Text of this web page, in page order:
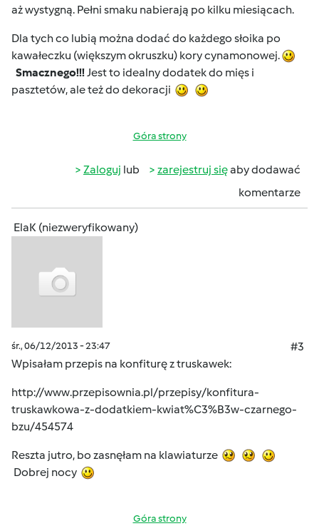
aż wystygną. Pełni smaku nabierają po kilku miesiącach.
Dla tych co lubią można dodać do każdego słoika po
kawałeczku (większym okruszku) kory cynamonowej.
Smacznego!!!Jest to idealny dodatek do mięs i
pasztetów, ale też do dekoracji
Góra strony
Zaloguj lub zarejestruj sięaby dodawać
komentarze
ElaK (niezweryfikowany)
śr., 06/12/2013 - 23:47
#3
Wpisałam przepis na konfiturę z truskawek:
http://www.przepisownia.pl/przepisy/konfitura-
truskawkowa-z-dodatkiem-kwiat%C3%B3w-czarnego-
bzu/454574
Reszta jutro, bo zasnęłam na klawiaturze
Dobrej nocy
Góra strony